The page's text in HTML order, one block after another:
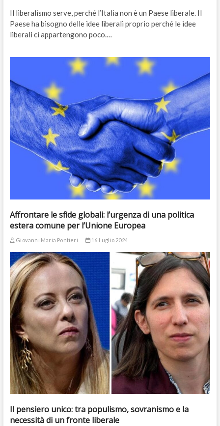
Il liberalismo serve, perché l’Italia non è un Paese liberale. Il
Paese ha bisogno delle idee liberali proprio perché le idee
liberali ci appartengono poco.…
Affrontare le sfide globali: l’urgenza di una politica
estera comune per l’Unione Europea
Giovanni Maria Pontieri 16 Luglio 2024
Il pensiero unico: tra populismo, sovranismo e la
necessità di un fronte liberale